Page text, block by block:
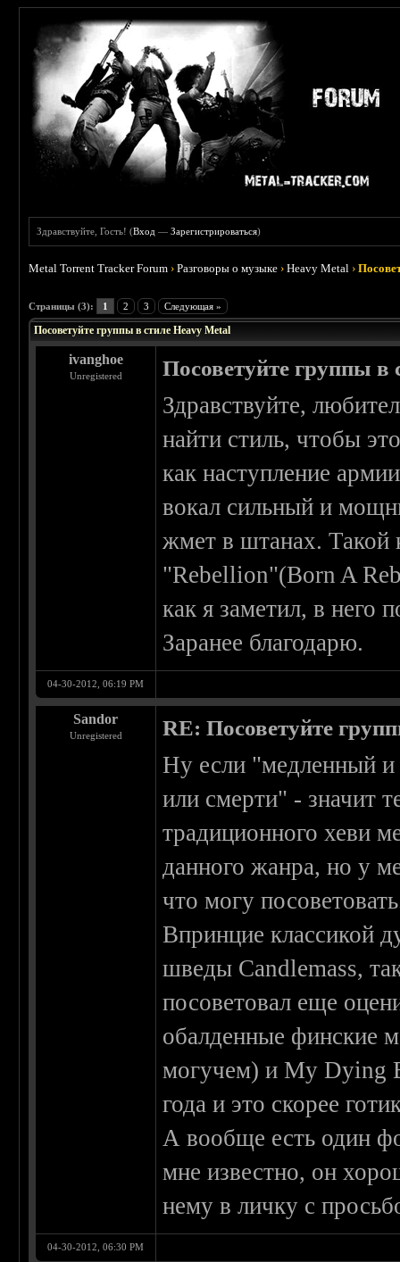
Здравствуйте, Гость! (Вход —Зарегистрироваться)
Metal Torrent Tracker Forum ›Разговоры о музыке ›Heavy Metal ›
Страницы (3): 1 2 3 Следующая »
Посоветуйте группы в стиле Heavy Metal
ivanghoe
Unregistered Посоветуйте группы в
Здравствуйте,
найти стиль, чтобы
как наступление
вокал сильный и
жмет в штанах.
"Rebellion"(Born A
как я заметил, в него
Заранее благодарю.
04-30-2012, 06:19 PM
Sandor
Unregistered RE: Посоветуйте
Ну если "медленный и
или смерти" - значит
традиционного хеви
данного жанра, но у
что могу
Впринцие классикой
шведы Candlemass,
посоветовал еще
обалденные финские
могучем) и My Dying
года и это скорее
А вообще есть один
мне известно, он
нему в личку с
04-30-2012, 06:30 PM